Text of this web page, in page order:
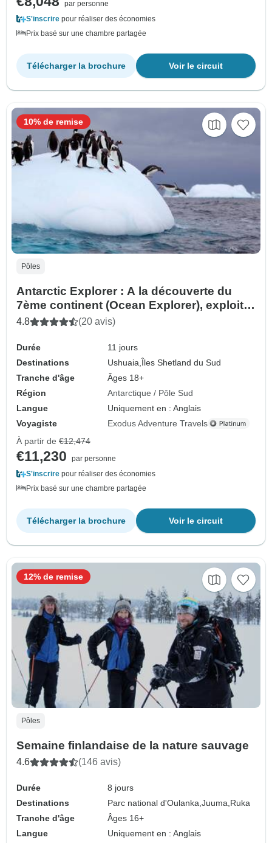
par personne
S'inscrire pour réaliser des économies
Prix basé sur une chambre partagée
Voir le circuit
Télécharger la brochure
Pôles
Antarctic Explorer : A la découverte du
7ème continent (Ocean Explorer), exploité
par Quark
4.8 (20 avis)
Durée
11 jours
Destinations
Ushuaia,Îles Shetland du Sud
Tranche d'âge
Âges 18+
Région
Antarctique / Pôle Sud
Langue
Uniquement en : Anglais
Voyagiste
Exodus Adventure Travels
10% de remise
À partir de €12,474
€11,230
par personne
S'inscrire pour réaliser des économies
Prix basé sur une chambre partagée
Voir le circuit
Télécharger la brochure
Pôles
Semaine finlandaise de la nature sauvage
4.6 (146 avis)
Durée
8 jours
Destinations
Parc national d'Oulanka,Juuma, Ruka
Tranche d'âge
Âges 16+
Langue
Uniquement en : Anglais
12% de remise